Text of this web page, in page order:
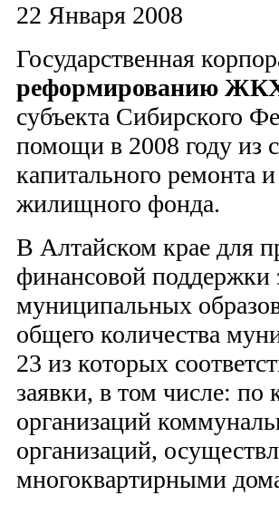
22 Января 2008
Государственная
реформированию
субъекта Сибирского
помощи в 2008 году из
капитального ремонта
жилищного фонда.
В Алтайском крае для
финансовой поддержки
муниципальных
общего количества
23 из которых
заявки, в том числе: по
организаций
организаций,
многоквартирными